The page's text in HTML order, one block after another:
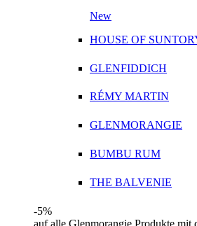
New
HOUSE OF
GLENFIDDICH
RÉMY MARTIN
GLENMORANGIE
BUMBU RUM
THE BALVENIE
-5%
auf alle Glenmorangie Produkte mit